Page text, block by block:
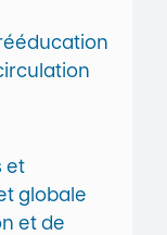
et
globale
et de